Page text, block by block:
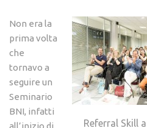
Referral Skill
Non era la
prima volta
che
tornavo a
seguire un
Seminario
BNI, infatti
all’inizio di